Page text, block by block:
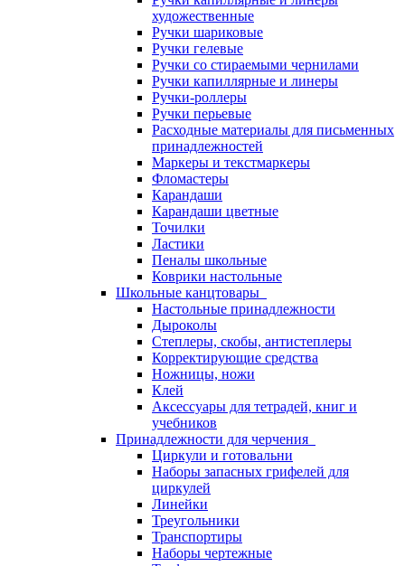
художественные
Ручки шариковые
Ручки гелевые
Ручки со стираемыми чернилами
Ручки капиллярные и линеры
Ручки-роллеры
Ручки перьевые
Расходные материалы для письменных
принадлежностей
Маркеры и текстмаркеры
Фломастеры
Карандаши
Карандаши цветные
Точилки
Ластики
Пеналы школьные
Коврики настольные
Школьные канцтовары
Настольные принадлежности
Дыроколы
Степлеры, скобы, антистеплеры
Корректирующие средства
Ножницы, ножи
Клей
Аксессуары для тетрадей, книг и
учебников
Принадлежности для черчения
Циркули и готовальни
Наборы запасных грифелей для
циркулей
Линейки
Треугольники
Транспортиры
Наборы чертежные